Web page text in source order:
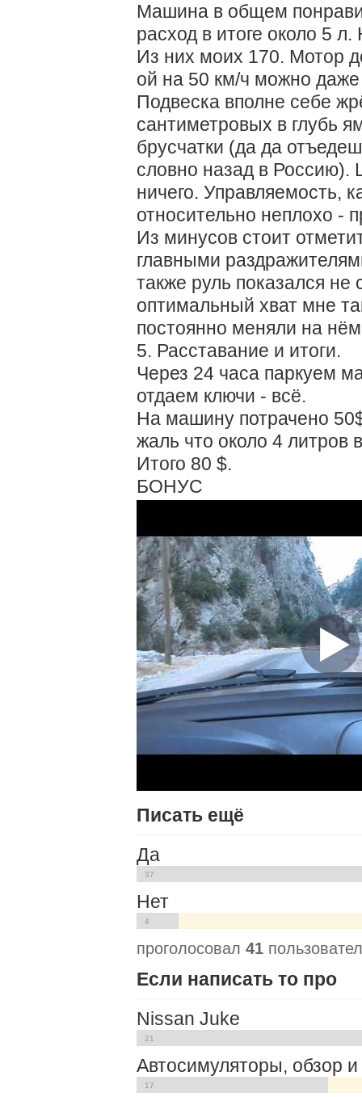
Машина в общем
расход в итоге около 5
Из них моих 170. Мотор
ой на 50 км/ч можно даже
Подвеска вполне себе
сантиметровых в глубь
брусчатки (да да
словно назад в Россию).
ничего. Управляемость,
относительно неплохо -
Из минусов стоит
главными
также руль показался
оптимальный хват мне
постоянно меняли на
5. Расставание и итоги.
Через 24 часа паркуем
отдаем ключи - всё.
На машину потрачено
жаль что около 4 литров
Итого 80 $.
БОНУС
Писать ещё
Да
37
Нет
4
проголосовал 41
Если написать то про
Nissan Juke
21
Автосимуляторы, обзор
17